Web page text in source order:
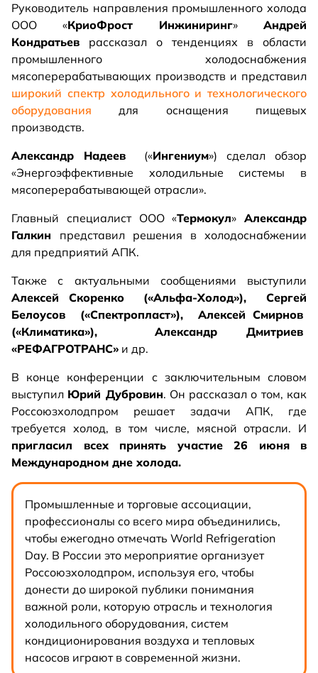
Руководитель направления промышленного холода
ООО «КриоФрост Инжиниринг» Андрей
Кондратьев рассказал о тенденциях в области
промышленного холодоснабжения
мясоперерабатывающих производств и представил
широкий спектр холодильного и технологического
оборудования для оснащения пищевых
производств.
Александр Надеев («Ингениум») сделал обзор
«Энергоэффективные холодильные системы в
мясоперерабатывающей отрасли».
Главный специалист ООО «Термокул» Александр
Галкин представил решения в холодоснабжении
для предприятий АПК.
Также с актуальными сообщениями выступили
Алексей Скоренко («Альфа-Холод»), Сергей
Белоусов («Спектропласт»), Алексей Смирнов
(«Климатика»), Александр Дмитриев
«РЕФАГРОТРАНС» и др.
В конце конференции с заключительным словом
выступил Юрий Дубровин. Он рассказал о том, как
Россоюзхолодпром решает задачи АПК, где
требуется холод, в том числе, мясной отрасли. И
пригласил всех принять участие 26 июня в
Международном дне холода.
Промышленные и торговые ассоциации,
профессионалы со всего мира объединились,
чтобы ежегодно отмечать World Refrigeration
Day. В России это мероприятие организует
Россоюзхолодпром, используя его, чтобы
донести до широкой публики понимания
важной роли, которую отрасль и технология
холодильного оборудования, систем
кондиционирования воздуха и тепловых
насосов играют в современной жизни.